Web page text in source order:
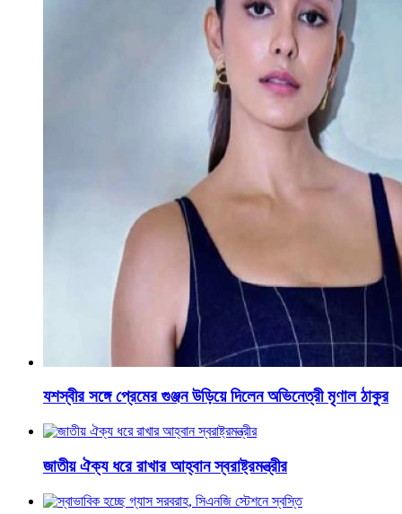
যশস্বীর সঙ্গে প্রেমের গুঞ্জন উড়িয়ে দিলেন অভিনেত্রী মৃণাল ঠাকুর
জাতীয় ঐক্য ধরে রাখার আহ্বান স্বরাষ্ট্রমন্ত্রীর